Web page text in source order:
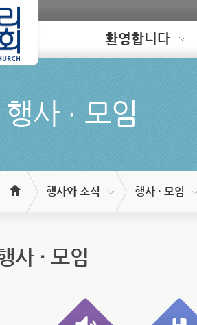
Loading 환영합니다
행사 ∙ 모임
행사와 소식 행사 · 모임
사 ∙ 모임